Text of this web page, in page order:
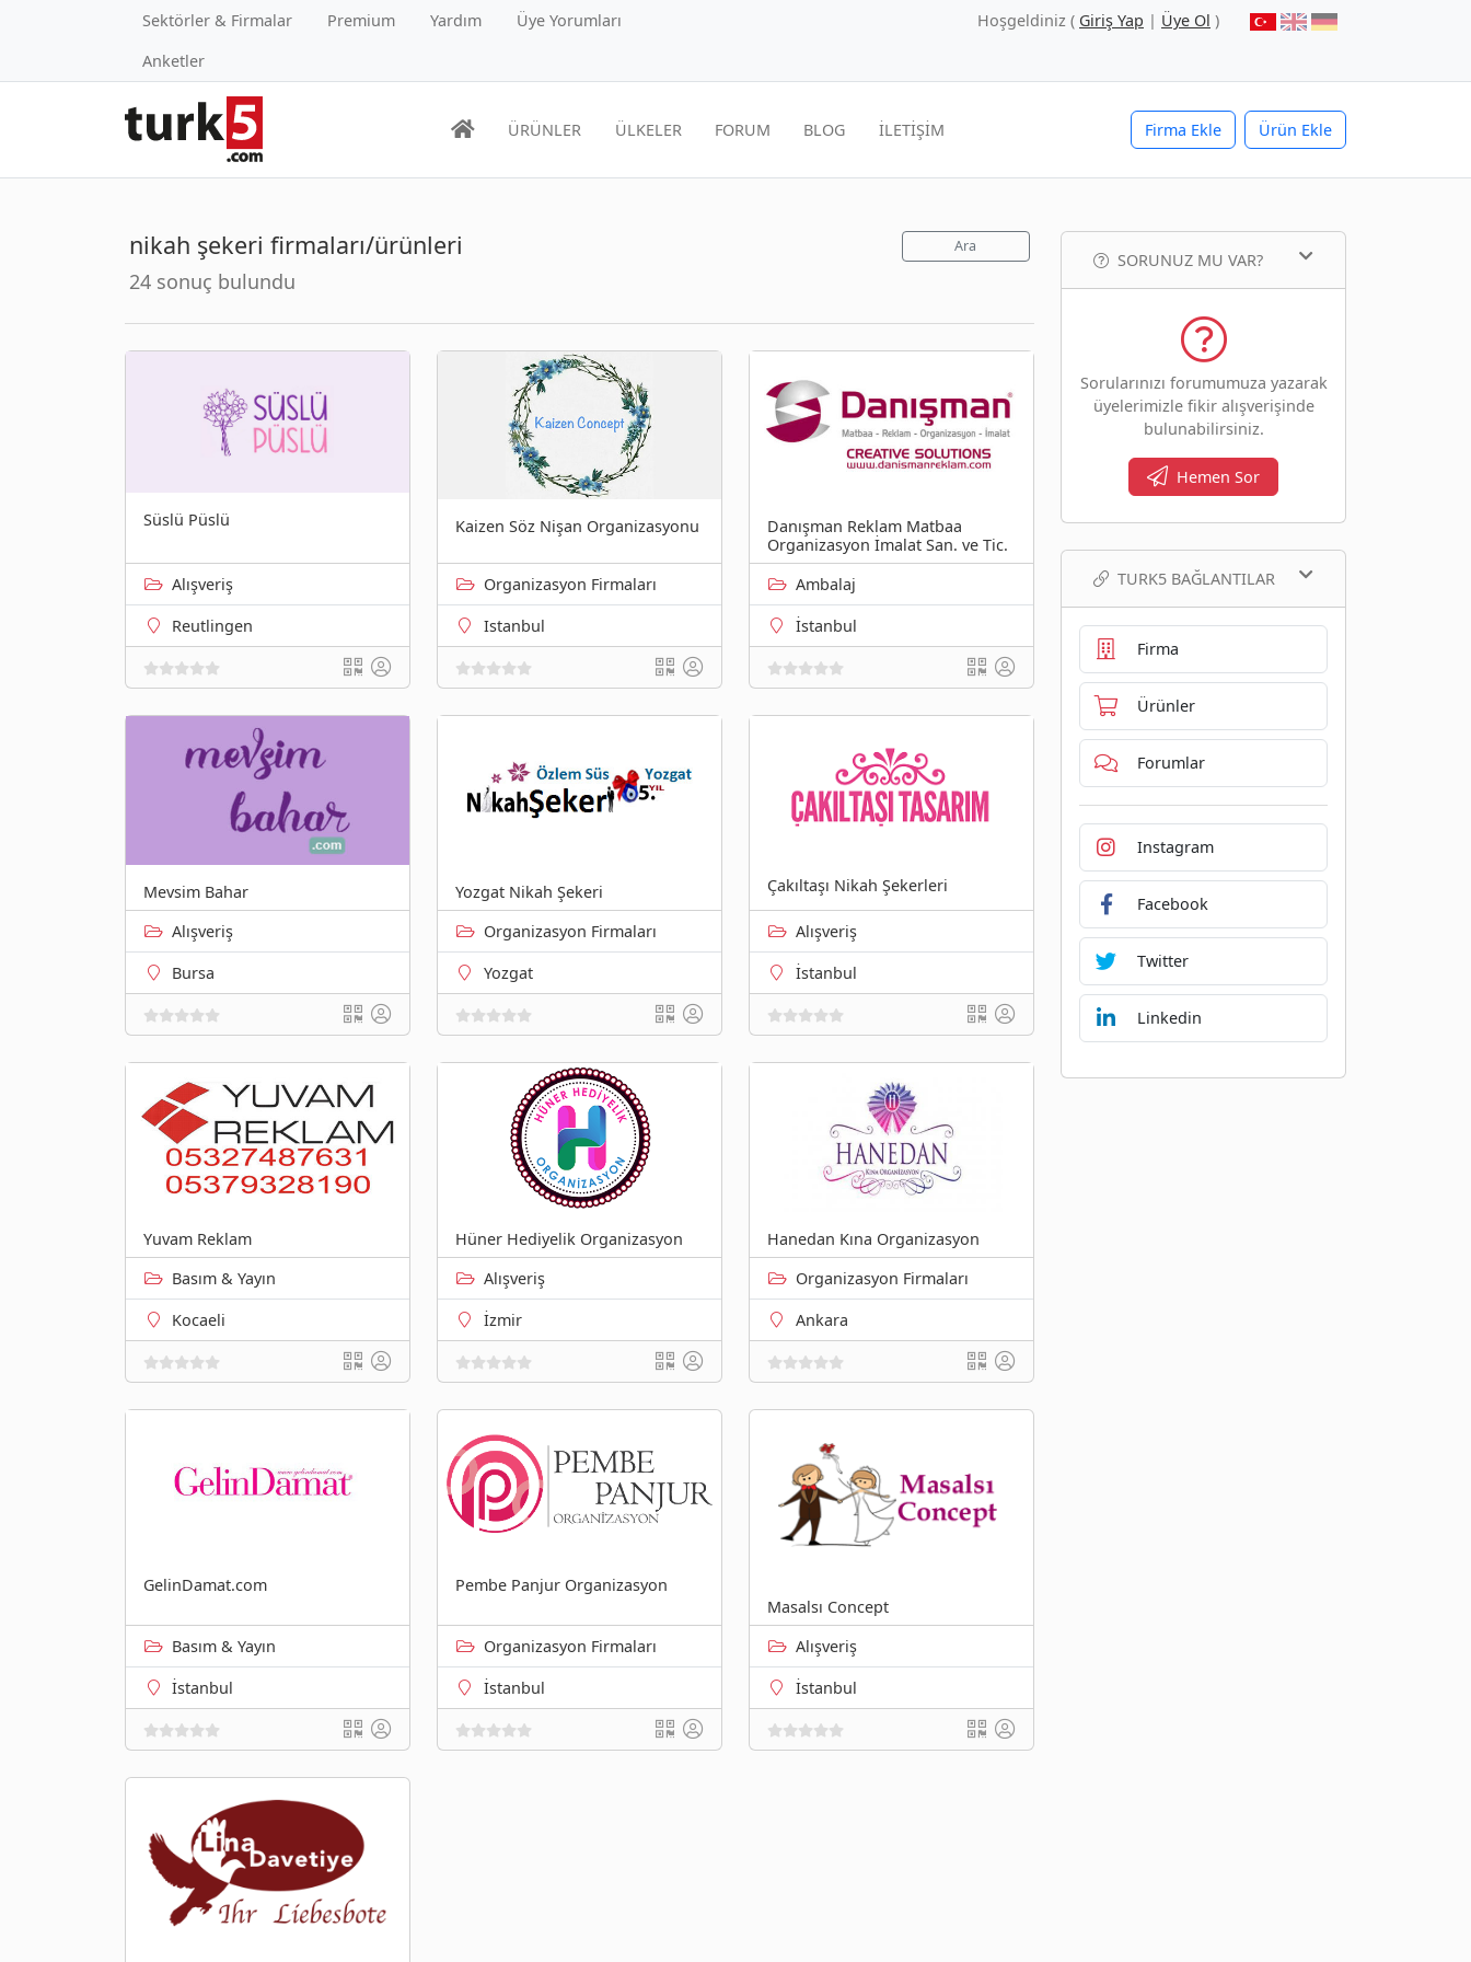
Sektörler & Firmalar Premium Yardım
Üye Yorumları
Anketler
Hoşgeldiniz ( Giriş Yap | Üye Ol )
Firma Ekle Ürün Ekle
ÜRÜNLER ÜLKELER FORUM BLOG İLETİŞİM
nikah şekeri firmaları/ürünleri
24 sonuç bulundu
Ara
Süslü Püslü
Alışveriş
Reutlingen
Kaizen Söz Nişan Organizasyonu
Organizasyon Firmaları
Istanbul
Danışman Reklam Matbaa
Organizasyon İmalat San. ve Tic.
Ambalaj
İstanbul
Mevsim Bahar
Alışveriş
Bursa
Yozgat Nikah Şekeri
Organizasyon Firmaları
Yozgat
Çakıltaşı Nikah Şekerleri
Alışveriş
İstanbul
Yuvam Reklam
Basım & Yayın
Kocaeli
Hüner Hediyelik Organizasyon
Alışveriş
İzmir
Hanedan Kına Organizasyon
Organizasyon Firmaları
Ankara
GelinDamat.com
Basım & Yayın
İstanbul
Pembe Panjur Organizasyon
Organizasyon Firmaları
İstanbul
Masalsı Concept
Alışveriş
İstanbul
SORUNUZ MU VAR?
Sorularınızı forumumuza yazarak
üyelerimizle fikir alışverişinde
bulunabilirsiniz.
Hemen Sor
TURK5 BAĞLANTILAR
Firma
Ürünler
Forumlar
Instagram
Facebook
Twitter
Linkedin